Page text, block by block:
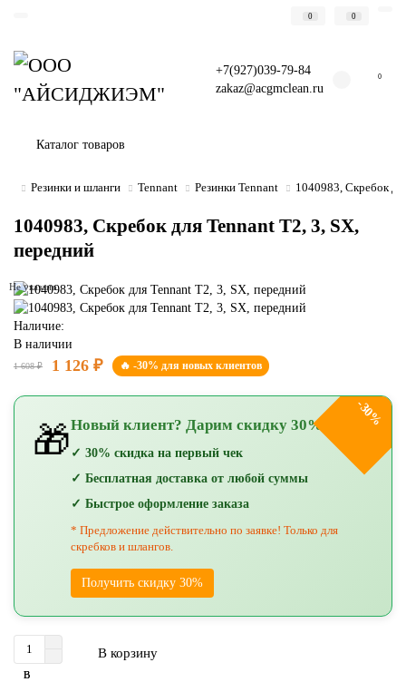
0 0
+7(927)039-79-84
zakaz@acgmclean.ru
0
Каталог товаров
Резинки и шланги Tennant Резинки Tennant 1040983, Скребок
1040983, Скребок для Tennant Т2, 3, SX,
передний
Не указано
Наличие:
В наличии
1 608 ₽ 1 126 ₽ 🔥 -30% для новых клиентов
-30%
🎁Новый клиент? Дарим скидку 30%!
✓ 30% скидка на первый чек
✓ Бесплатная доставка от любой суммы
✓ Быстрое оформление заказа
* Предложение действительно по заявке! Только для
скребков и шлангов.
Получить скидку 30%
В корзину
В
В